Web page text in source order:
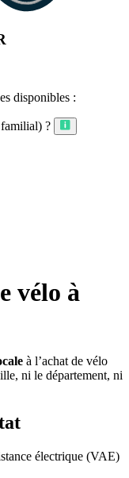
disponibles :
?
vélo à
à l’achat de vélo
ni le département, ni
électrique (VAE)